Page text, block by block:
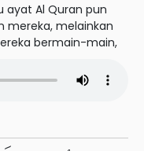
ayat Al Quran pun
mereka, melainkan
bermain-main,